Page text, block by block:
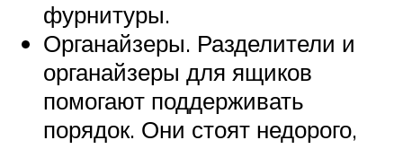
фурнитуры.
Органайзеры. Разделители и
органайзеры для ящиков
помогают поддерживать
порядок. Они стоят недорого,